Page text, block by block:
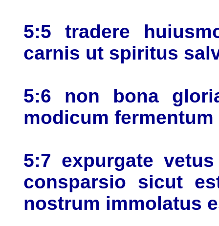
5:5 tradere
carnis ut spiritus
5:6 non bona
modicum
5:7 expurgate
consparsio sicut
nostrum immolatus